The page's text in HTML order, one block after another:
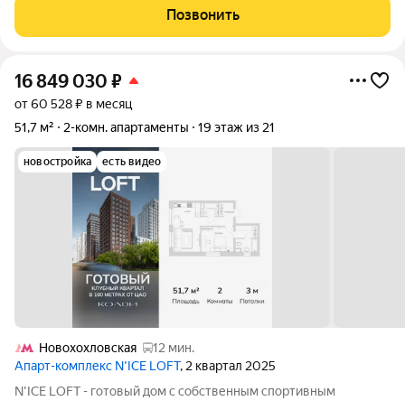
компания КОЛДИ, представляет собой знаковое жилое
пространство, на территории которого
Позвонить
16 849 030 ₽
от 60 528 ₽ в месяц
51,7 м²
2-комн. апартаменты 19 этаж из 21
новостройка есть видео
Новохохловская
12 мин.
Апарт-комплекс N’ICE LOFT, 2 квартал 2025
N'ICE LOFT - готовый дом с собственным спортивным